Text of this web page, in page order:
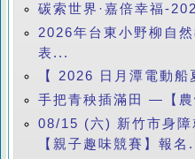
碳索世界·嘉倍幸福-
2026年台東小野柳自
表...
【 2026 日月潭電動
手把青秧插滿田 —【
08/15 (六) 新竹市身障
【親子趣味競賽】報名